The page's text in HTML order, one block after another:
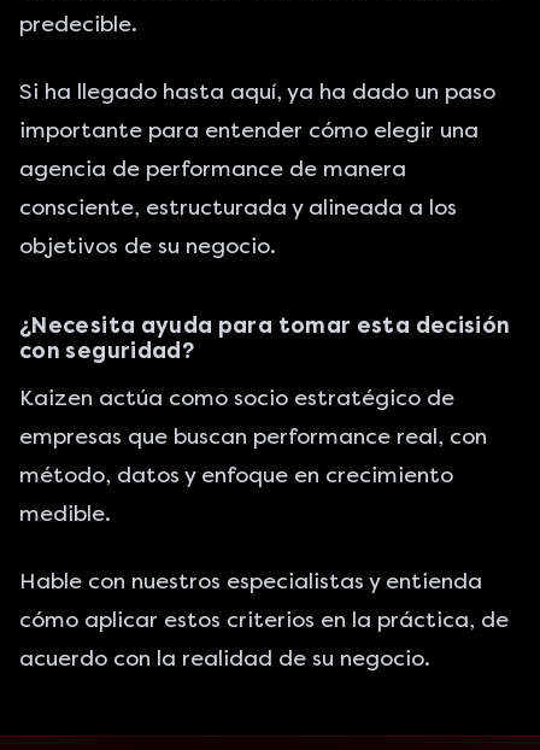
predecible.
Si ha llegado hasta aquí, ya ha dado un paso
importante para entender cómo elegir una
agencia de performance de manera
consciente, estructurada y alineada a los
objetivos de su negocio.
¿Necesita ayuda para tomar esta decisión
con seguridad?
Kaizen actúa como socio estratégico de
empresas que buscan performance real, con
método, datos y enfoque en crecimiento
medible.
Hable con nuestros especialistas y entienda
cómo aplicar estos criterios en la práctica, de
acuerdo con la realidad de su negocio.